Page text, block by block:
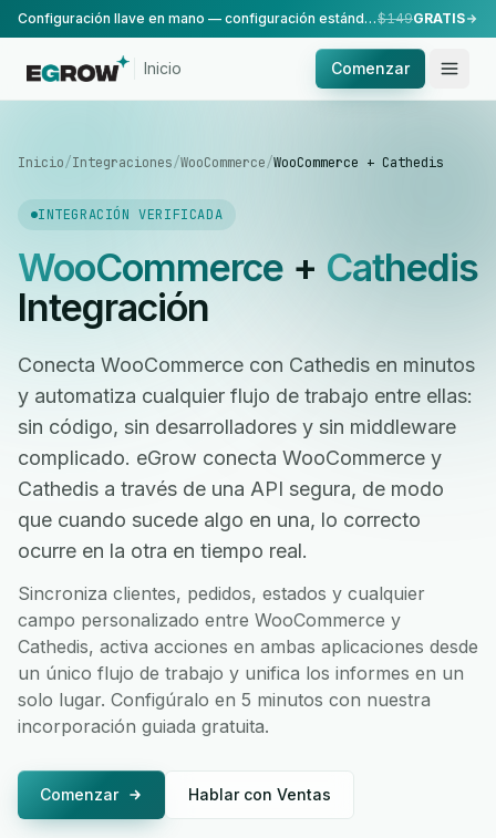
Configuración llave en mano — configuración estándar, realizada por nuestro equipo.$149GRATIS
Inicio Comenzar
Inicio/Integraciones/WooCommerce/WooCommerce + Cathedis
INTEGRACIÓN VERIFICADA
WooCommerce+ Cathedis
Integración
Conecta WooCommerce con Cathedis en minutos
y automatiza cualquier flujo de trabajo entre ellas:
sin código, sin desarrolladores y sin middleware
complicado. eGrow conecta WooCommerce y
Cathedis a través de una API segura, de modo
que cuando sucede algo en una, lo correcto
ocurre en la otra en tiempo real.
Sincroniza clientes, pedidos, estados y cualquier
campo personalizado entre WooCommerce y
Cathedis, activa acciones en ambas aplicaciones desde
un único flujo de trabajo y unifica los informes en un
solo lugar. Configúralo en 5 minutos con nuestra
incorporación guiada gratuita.
Comenzar Hablar con Ventas